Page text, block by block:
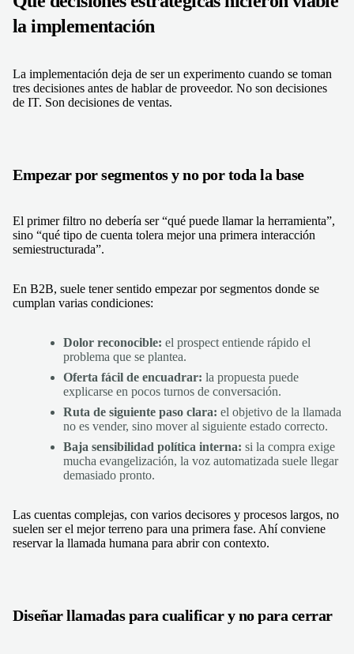
la implementación
La implementación deja de ser un experimento cuando se toman
tres decisiones antes de hablar de proveedor. No son decisiones
de IT. Son decisiones de ventas.
Empezar por segmentos y no por toda la base
El primer filtro no debería ser “qué puede llamar la herramienta”,
sino “qué tipo de cuenta tolera mejor una primera interacción
semiestructurada”.
En B2B, suele tener sentido empezar por segmentos donde se
cumplan varias condiciones:
Dolor reconocible: el prospect entiende rápido el
problema que se plantea.
Oferta fácil de encuadrar: la propuesta puede
explicarse en pocos turnos de conversación.
Ruta de siguiente paso clara: el objetivo de la llamada
no es vender, sino mover al siguiente estado correcto.
Baja sensibilidad política interna: si la compra exige
mucha evangelización, la voz automatizada suele llegar
demasiado pronto.
Las cuentas complejas, con varios decisores y procesos largos, no
suelen ser el mejor terreno para una primera fase. Ahí conviene
reservar la llamada humana para abrir con contexto.
Diseñar llamadas para cualificar y no para cerrar